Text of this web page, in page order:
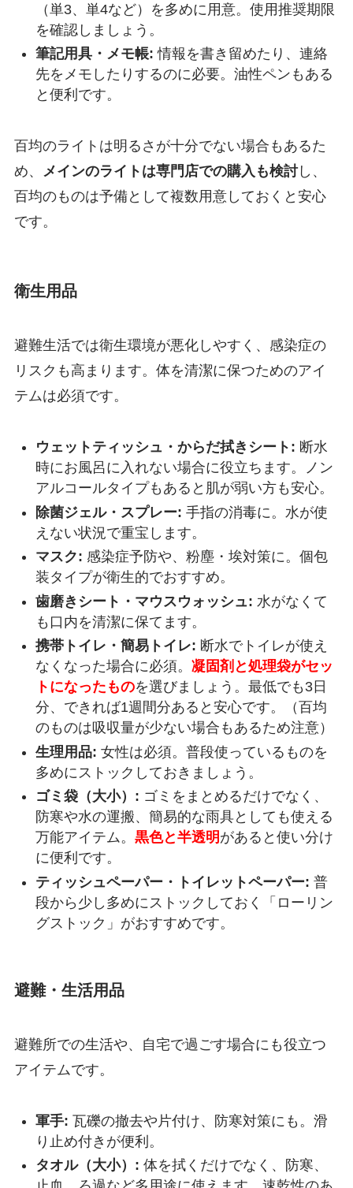
（単3、単4など）を多めに用意。使用推奨期限
を確認しましょう。
筆記用具・メモ帳: 情報を書き留めたり、連絡
先をメモしたりするのに必要。油性ペンもある
と便利です。
百均のライトは明るさが十分でない場合もあるた
め、
メインのライトは専門店での購入も検討し、
百均のものは予備として複数用意しておくと安心
です。
衛生用品
避難生活では衛生環境が悪化しやすく、感染症の
リスクも高まります。体を清潔に保つためのアイ
テムは必須です。
ウェットティッシュ・からだ拭きシート: 断水
時にお風呂に入れない場合に役立ちます。ノン
アルコールタイプもあると肌が弱い方も安心。
除菌ジェル・スプレー: 手指の消毒に。水が使
えない状況で重宝します。
マスク: 感染症予防や、粉塵・埃対策に。個包
装タイプが衛生的でおすすめ。
歯磨きシート・マウスウォッシュ: 水がなくて
も口内を清潔に保てます。
携帯トイレ・簡易トイレ: 断水でトイレが使え
なくなった場合に必須。 凝固剤と処理袋がセッ
トになったものを選びましょう。最低でも3日
分、できれば1週間分あると安心です。（百均
のものは吸収量が少ない場合もあるため注意）
生理用品: 女性は必須。普段使っているものを
多めにストックしておきましょう。
ゴミ袋（大小）: ゴミをまとめるだけでなく、
防寒や水の運搬、簡易的な雨具としても使える
万能アイテム。 黒色と半透明 があると使い分け
に便利です。
ティッシュペーパー・トイレットペーパー: 普
段から少し多めにストックしておく「ローリン
グストック」がおすすめです。
避難・生活用品
避難所での生活や、自宅で過ごす場合にも役立つ
アイテムです。
軍手: 瓦礫の撤去や片付け、防寒対策にも。滑
り止め付きが便利。
タオル（大小）: 体を拭くだけでなく、防寒、